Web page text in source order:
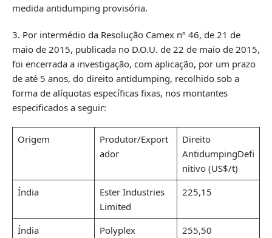
medida antidumping provisória.
3. Por intermédio da Resolução Camex nº 46, de 21 de
maio de 2015, publicada no D.O.U. de 22 de maio de 2015,
foi encerrada a investigação, com aplicação, por um prazo
de até 5 anos, do direito antidumping, recolhido sob a
forma de alíquotas específicas fixas, nos montantes
especificados a seguir:
Origem
Produtor/Export
ador
Direito
AntidumpingDefi
nitivo (US$/t)
Índia
Ester Industries
Limited
225,15
Índia
Polyplex
255,50